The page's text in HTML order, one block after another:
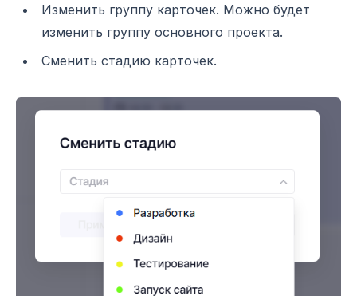
Изменить группу карточек. Можно будет
изменить группу основного проекта.
Сменить стадию карточек.